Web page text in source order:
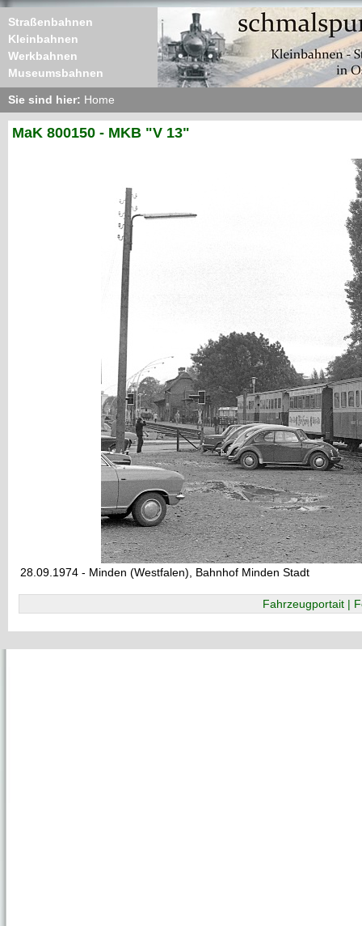
Straßenbahnen
Kleinbahnen
Werkbahnen
Museumsbahnen
Sie sind hier: Home
MaK 800150 - MKB "V 13"
28.09.1974 - Minden (Westfalen), Bahnhof Minden Stadt
Fahrzeugportait |